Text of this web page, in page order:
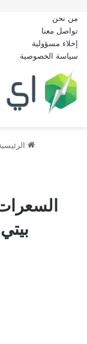
من نحن
تواصل معنا
إخلاء مسؤولية
سياسة الخصوصية